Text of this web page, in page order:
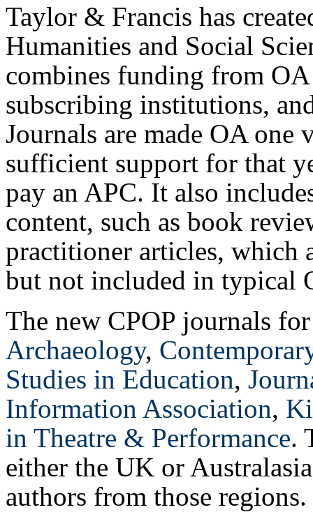
Taylor & Francis has
Humanities and Social
combines funding from
subscribing institutions,
Journals are made OA
sufficient support for that
pay an APC. It also
content, such as book
practitioner articles, which
but not included in typical
The new CPOP journals
Archaeology,
Studies in Education,
Information Association,
in Theatre & Performance.
either the UK or
authors from those regions.